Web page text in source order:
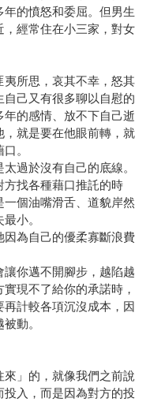
的憤怒和委屈。但男生
經常住在小三家，對女
所思，哀其不幸，怒其
己又有很多聊以自慰的
的感情、放不下自己逝
就是要在他眼前轉，就
。
過於沒有自己的底線。
方找各種藉口推託的時
個油嘴滑舌、道貌岸然
小。
為自己的優柔寡斷浪費
你邁不開腳步，越陷越
現不了給你的承諾時，
計較各項沉沒成本，因
動。
」的，就像我們之前說
入，而是因為對方的投